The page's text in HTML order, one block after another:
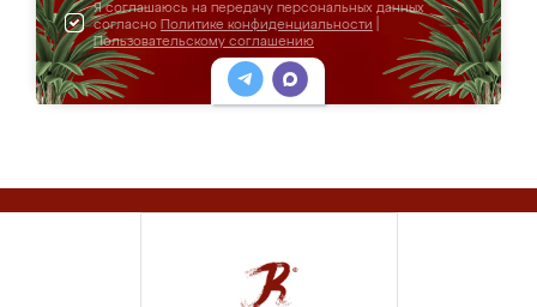
Я соглашаюсь на передачу персональных данных
согласно Политике конфиденциальности
Пользовательскому соглашению